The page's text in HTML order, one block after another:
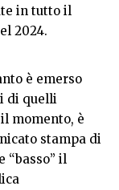
in tutto il
2024.
è emerso
di quelli
momento, è
stampa di
“basso” il